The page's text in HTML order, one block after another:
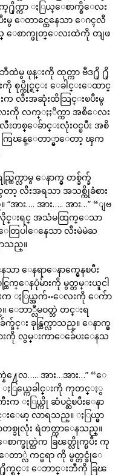
ခ်က္႐ိုက္ကာ ႏြယ္ေစာက္စိေလး
ေတာင္ထေနေသာ ေဂၚလီ
ေစာက္ဖုတ္ေလးထဲကို တျဖ
မွ ဖုန္းကို ထုတ္ကာ ဗီဒ႐ို ႐ို
ကို စုပ္ကိုင္ရင္း ေခါင္းေထာင္
လီးအဆုံးထိသြင္းၿပီးမွ
းကို လက္ႏႈိက္ကာ အစိေလး
းတစ္ေခ်ာင္းလုံးဝင္ၿပီး အစိ
ကြၽန္ေတာ္မွာေတာ့ ၾက
လာမွ ေနာက္မွ တစ္ခ်က္ခ်
ာ့ လီးအရသာ အသစ္ကိုခံစား
း…. အား….. အား…” “ျဗ
လိုင္းရင္ အသံမထြက္ေသာ
ြပါေနေသာ လီးမဲမဲႀ
သည္။
ာ ေနရာေနာက္မွေနၿပီး
က္ေနပုံမ်ားကို မွတ္တမ္းယူငါ
က ႏြယ္အက်ႌေလးကို ေက်ာ
ေဘာ္လီမဝတ္ဘဲ တင္းရ
း ခုန္ထြက္လာသည္။ ေနာက္မွ
းကို လွမ္းကာေခ်ေပးေနသ
နဲ႔ေလ….. အား…အား…” “ေ
” ႏြယ္ကေခါင္းကို ကုတင္ႏွ
က ႏြယ္ကို ဆံပင္ဆဲၿပီးေနာ
မာ့ လာရသည္။ ႏြယ္မွာ
နာတစ္ခုလုံး ရဲတတ္ကာေနသည္။
က္ဖုတ္ထဲက ခြၽတ္လိုက္ၿပီး ကု
ာ္လဲ ကင္မရာ ကို မွတ္တင္ခုံေ
႐ိုက္ရင္း ေဘာင္းဘီကို ခြၽ